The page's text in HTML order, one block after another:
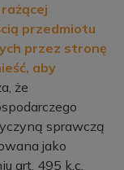
przedmiotu
przez stronę
aby
że
sprawczą
jako
art. 495 k.c.